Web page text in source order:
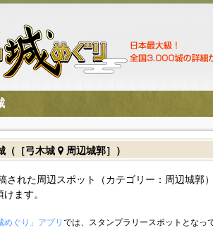
（［弓木城 周辺城郭］）
された周辺スポット（カテゴリー：周辺城郭
ます。
めぐり」アプリ では、スタンプラリースポットとなっ